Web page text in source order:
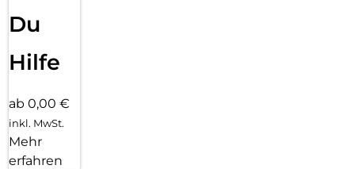
Du
Hilfe
ab 0,00 €
inkl. MwSt.
Mehr
erfahren